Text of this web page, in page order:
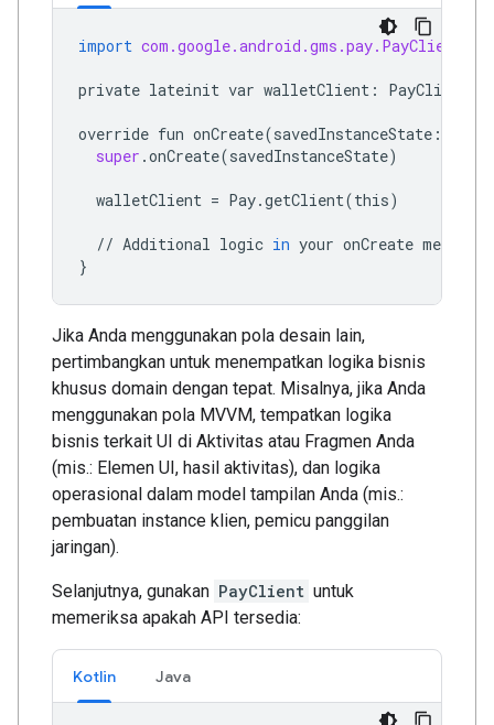
import com.google.android.gms.pay.PayClient
private lateinit var walletClient : PayClient
override fun onCreate(savedInstanceState :
super .onCreate(savedInstanceState)
walletClient = Pay.getClient(this)
// Additional logic in your onCreate method
}
Jika Anda menggunakan pola desain lain,
pertimbangkan untuk menempatkan logika bisnis
khusus domain dengan tepat. Misalnya, jika Anda
menggunakan pola MVVM, tempatkan logika
bisnis terkait UI di Aktivitas atau Fragmen Anda
(mis.: Elemen UI, hasil aktivitas), dan logika
operasional dalam model tampilan Anda (mis.:
pembuatan instance klien, pemicu panggilan
jaringan).
Selanjutnya, gunakan PayClient untuk
memeriksa apakah API tersedia:
Kotlin Java